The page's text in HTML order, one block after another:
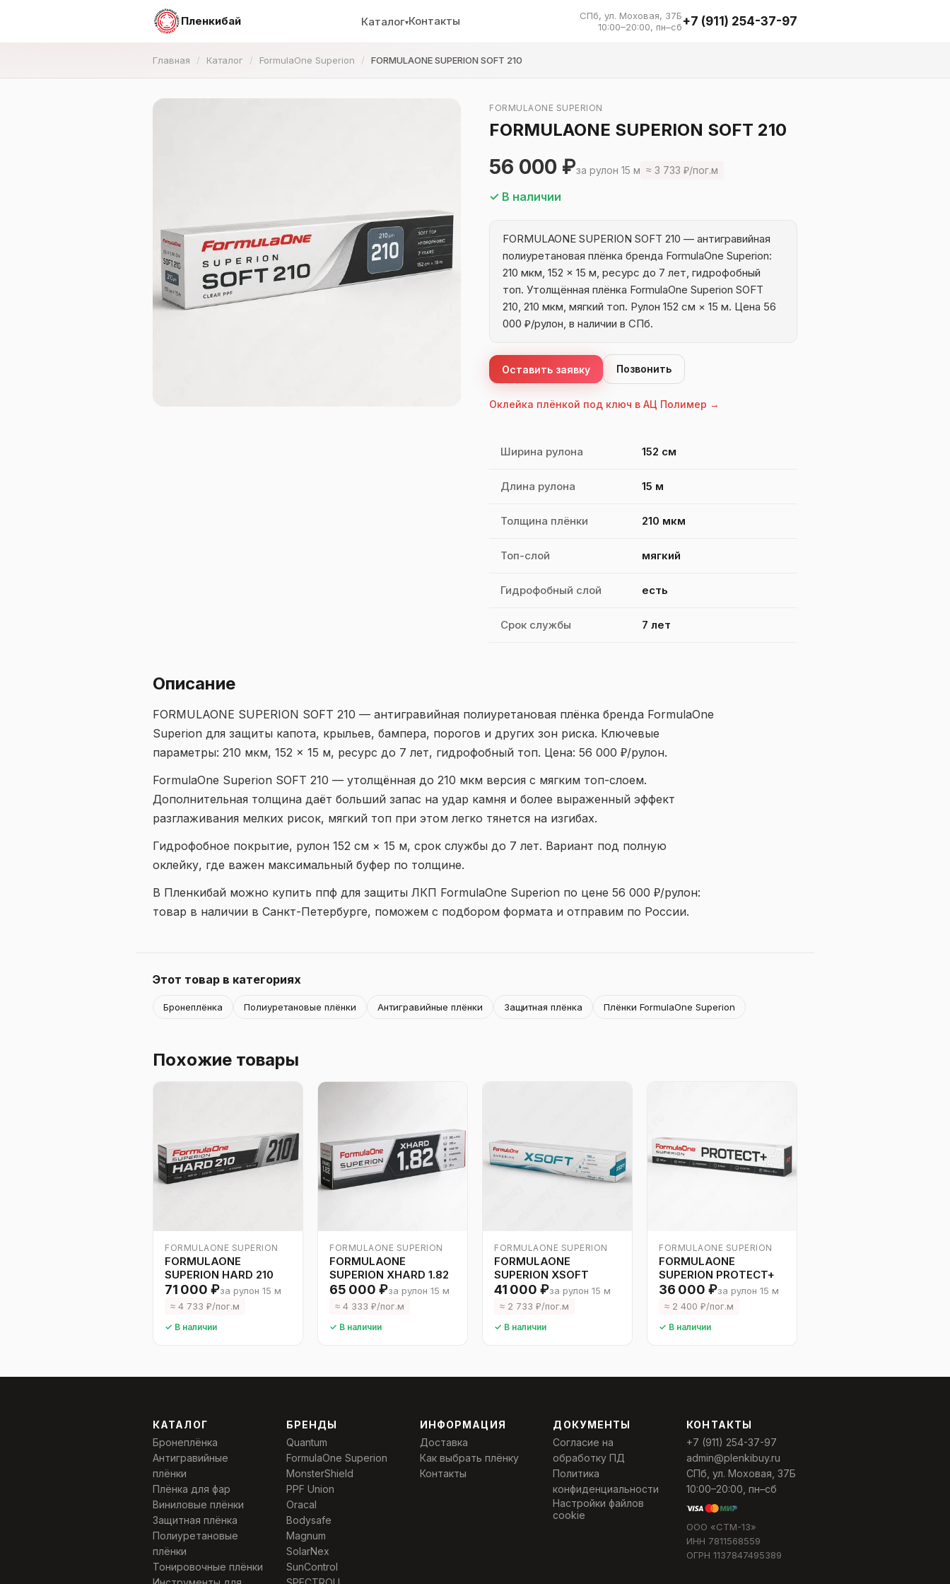
Пленкибай Каталог▾Контакты
СПб, ул. Моховая, 37Б
10:00–20:00, пн–сб+7 (911) 254-37-97
Главная Каталог FormulaOne Superion FORMULAONE SUPERION SOFT 210
FORMULAONE SUPERION
FORMULAONE SUPERION SOFT 210
56 000 ₽за рулон 15 м ≈ 3 733 ₽/пог.м
✓ В наличии
FORMULAONE SUPERION SOFT 210 — антигравийная
полиуретановая плёнка бренда FormulaOne Superion:
210 мкм, 152 × 15 м, ресурс до 7 лет, гидрофобный
топ. Утолщённая плёнка FormulaOne Superion SOFT
210, 210 мкм, мягкий топ. Рулон 152 см × 15 м. Цена 56
000 ₽/рулон, в наличии в СПб.
Оставить заявку Позвонить
Оклейка плёнкой под ключ в АЦ Полимер →
Ширина рулона 152 см
Длина рулона 15 м
Толщина плёнки 210 мкм
Топ-слой мягкий
Гидрофобный слой есть
Срок службы 7 лет
Описание
FORMULAONE SUPERION SOFT 210 — антигравийная полиуретановая плёнка бренда FormulaOne
Superion для защиты капота, крыльев, бампера, порогов и других зон риска. Ключевые
параметры: 210 мкм, 152 × 15 м, ресурс до 7 лет, гидрофобный топ. Цена: 56 000 ₽/рулон.
FormulaOne Superion SOFT 210 — утолщённая до 210 мкм версия с мягким топ-слоем.
Дополнительная толщина даёт больший запас на удар камня и более выраженный эффект
разглаживания мелких рисок, мягкий топ при этом легко тянется на изгибах.
Гидрофобное покрытие, рулон 152 см × 15 м, срок службы до 7 лет. Вариант под полную
оклейку, где важен максимальный буфер по толщине.
В Пленкибай можно купить ппф для защиты ЛКП FormulaOne Superion по цене 56 000 ₽/рулон:
товар в наличии в Санкт-Петербурге, поможем с подбором формата и отправим по России.
Этот товар в категориях
Бронеплёнка Полиуретановые плёнки Антигравийные плёнки Защитная плёнка Плёнки FormulaOne Superion
Похожие товары
FORMULAONE SUPERION
FORMULAONE
SUPERION HARD 210
71 000 ₽за рулон 15 м
≈ 4 733 ₽/пог.м
✓ В наличии
FORMULAONE SUPERION
FORMULAONE
SUPERION XHARD 1.82
65 000 ₽за рулон 15 м
≈ 4 333 ₽/пог.м
✓ В наличии
FORMULAONE SUPERION
FORMULAONE
SUPERION XSOFT
41 000 ₽за рулон 15 м
≈ 2 733 ₽/пог.м
✓ В наличии
FORMULAONE SUPERION
FORMULAONE
SUPERION PROTECT+
36 000 ₽за рулон 15 м
≈ 2 400 ₽/пог.м
✓ В наличии
КАТАЛОГ
Бронеплёнка
Антигравийные
плёнки
Плёнка для фар
Виниловые плёнки
Защитная плёнка
Полиуретановые
плёнки
Тонировочные плёнки
БРЕНДЫ
Quantum
FormulaOne Superion
MonsterShield
PPF Union
Oracal
Bodysafe
Magnum
SolarNex
SunControl
ИНФОРМАЦИЯ
Доставка
Как выбрать плёнку
Контакты
ДОКУМЕНТЫ
Согласие на
обработку ПД
Политика
конфиденциальности
Настройки файлов
cookie
КОНТАКТЫ
+7 (911) 254-37-97
admin@plenkibuy.ru
СПб, ул. Моховая, 37Б
10:00–20:00, пн–сб
ООО «СТМ-13»
ИНН 7811568559
ОГРН 1137847495389